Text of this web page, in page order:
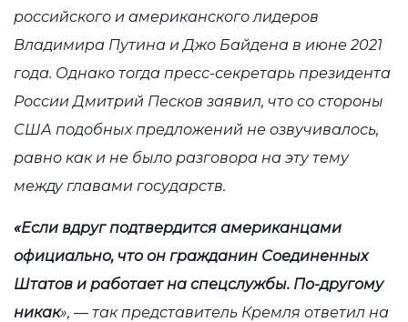
российского и американского лидеров
Владимира Путина и Джо Байдена в июне 2021
года. Однако тогда пресс-секретарь президента
России Дмитрий Песков заявил, что со стороны
США подобных предложений не озвучивалось,
равно как и не было разговора на эту тему
между главами государств.
«Если вдруг подтвердится американцами
официально, что он гражданин Соединенных
Штатов и работает на спецслужбы. По-другому
никак», — так представитель Кремля ответил на